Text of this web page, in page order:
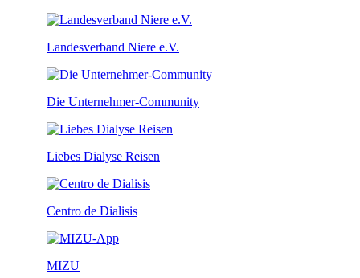
Landesverband Niere e.V.
Die Unternehmer-Community
Liebes Dialyse Reisen
Centro de Dialisis
MIZU